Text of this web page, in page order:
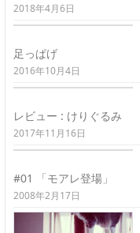
2018年4月6日
足っぱげ
2016年10月4日
レビュー : けりぐるみ
2017年11月16日
#01 「モアレ登場」
2008年2月17日